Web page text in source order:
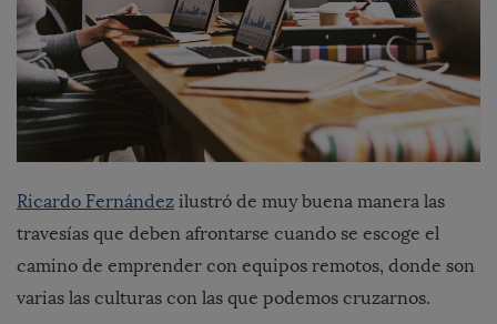
Ricardo Fernández ilustró de muy buena manera las
travesías que deben afrontarse cuando se escoge el
camino de emprender con equipos remotos, donde son
varias las culturas con las que podemos cruzarnos.